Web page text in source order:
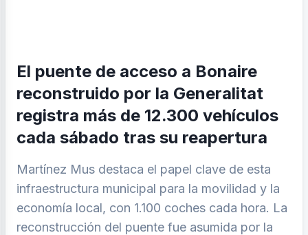
El puente de acceso a Bonaire
reconstruido por la Generalitat
registra más de 12.300 vehículos
cada sábado tras su reapertura
Martínez Mus destaca el papel clave de esta
infraestructura municipal para la movilidad y la
economía local, con 1.100 coches cada hora. La
reconstrucción del puente fue asumida por la